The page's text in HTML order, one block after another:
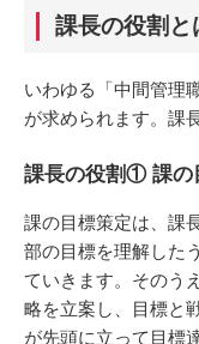
課長の役割と
いわゆる「中間管理
が求められます。課
課長の役割① 課の
課の目標策定は、課
部の目標を理解した
ていきます。そのう
略を立案し、目標と
が先頭に立って目標